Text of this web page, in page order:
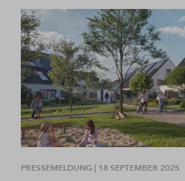
PRESSEMELDUNG | 18 SEPTEMBER 2025